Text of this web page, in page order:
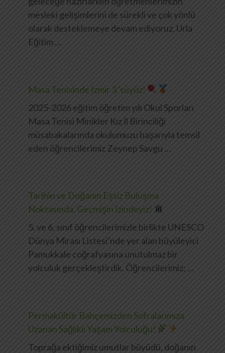
mesleki gelişimlerini de sürekli ve çok yönlü
olarak desteklemeye devam ediyoruz. Urla
Eğitim …
Masa Tenisinde İzmir 3.’süyüz!
2025-2026 eğitim öğretim yılı Okul Sporları
Masa Tenisi Minikler Kız İl Birinciliği
müsabakalarında okulumuzu başarıyla temsil
eden öğrencilerimiz Zeynep Savgu …
Tarihin ve Doğanın Eşsiz Buluşma
Noktasında, Geçmişin İzindeyiz!
5. ve 6. sınıf öğrencilerimizle birlikte UNESCO
Dünya Mirası Listesi’nde yer alan büyüleyici
Pamukkale coğrafyasına unutulmaz bir
yolculuk gerçekleştirdik. Öğrencilerimiz; …
Permakültür Bahçemizden Sofralarımıza
Uzanan Sağlıklı Yaşam Yolculuğu!
Toprağa ektiğimiz umutlar büyüdü, doğanın